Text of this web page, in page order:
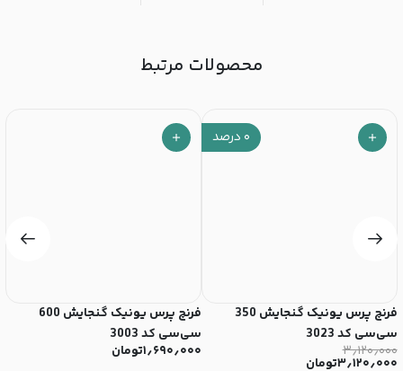
محصولات مرتبط
۰ درصد
فرنچ پرس یونیک گنجایش 350
سی‌سی کد 3023
۳٫۱۲۰٫۰۰۰
۳٫۱۲۰٫۰۰۰تومان
فرنچ پرس یونیک گنجایش 600
سی‌سی کد 3003
۱٫۶۹۰٫۰۰۰تومان